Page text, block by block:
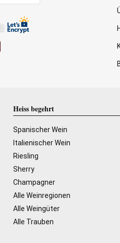
Heiss begehrt
Spanischer Wein
Italienischer Wein
Riesling
Sherry
Champagner
Alle Weinregionen
Alle Weingüter
Alle Trauben